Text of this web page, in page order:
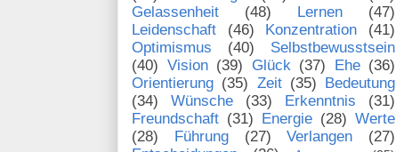
Gelassenheit
(48) Lernen
(47)
Leidenschaft
(46) Konzentration
(41)
Optimismus
(40)
Selbstbewusstsein
(40) Vision (39) Glück (37) Ehe (36)
Orientierung (35) Zeit (35) Bedeutung
(34)
Wünsche (33) Erkenntnis
(31)
Freundschaft (31) Energie (28) Werte
(28)
Führung (27) Verlangen
(27)